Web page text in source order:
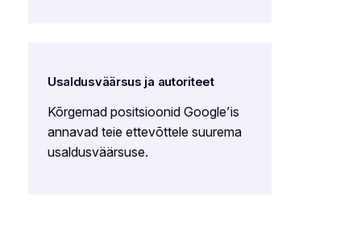
Usaldusväärsus ja autoriteet
Kõrgemad positsioonid Google’is
annavad teie ettevõttele suurema
usaldusväärsuse.